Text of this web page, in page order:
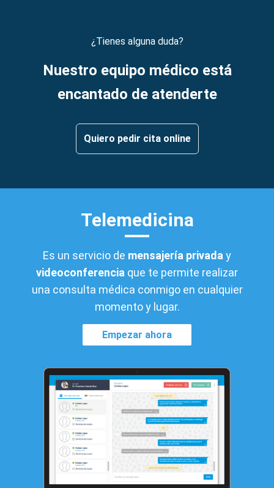
¿Tienes alguna duda?
Nuestro equipo médico está
encantado de atenderte
Quiero pedir cita online
Telemedicina
Es un servicio de mensajería privada y
videoconferencia que te permite realizar
una consulta médica conmigo en cualquier
momento y lugar.
Empezar ahora